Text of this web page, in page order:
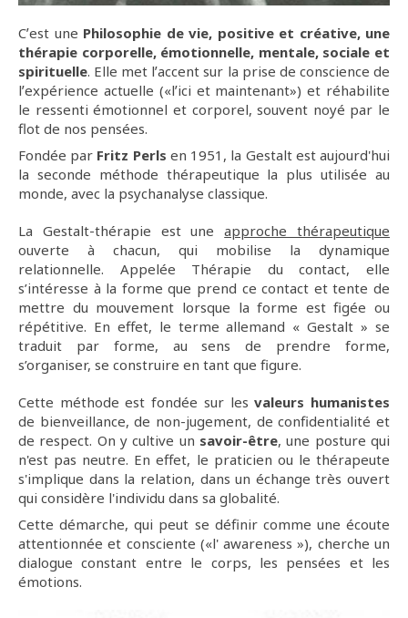
Cʼest une Philosophie de vie, positive et créative, une
thérapie corporelle, émotionnelle, mentale, sociale et
spirituelle. Elle met lʼaccent sur la prise de conscience de
lʼexpérience actuelle («lʼici et maintenant») et réhabilite
le ressenti émotionnel et corporel, souvent noyé par le
flot de nos pensées.
Fondée par Fritz Perls en 1951, la Gestalt est aujourd'hui
la seconde méthode thérapeutique la plus utilisée au
monde, avec la psychanalyse classique.
La Gestalt-thérapie est uneapproche thérapeutique
ouverte à chacun, qui mobilise la dynamique
relationnelle. Appelée Thérapie du contact, elle
s’intéresse à la forme que prend ce contact et tente de
mettre du mouvement lorsque la forme est figée ou
répétitive. En effet, le terme allemand « Gestalt » se
traduit par forme, au sens de prendre forme,
s’organiser, se construire en tant que figure.
Cette méthode est fondée sur lesvaleurs humanistes
de bienveillance, de non-jugement, de confidentialité et
de respect. On y cultive un savoir-être, une posture qui
n'est pas neutre. En effet, le praticien ou le thérapeute
s'implique dans la relation, dans un échange très ouvert
qui considère l'individu dans sa globalité.
Cette démarche, qui peut se définir comme une écoute
attentionnée et consciente («l' awareness »), cherche un
dialogue constant entre le corps, les pensées et les
émotions.